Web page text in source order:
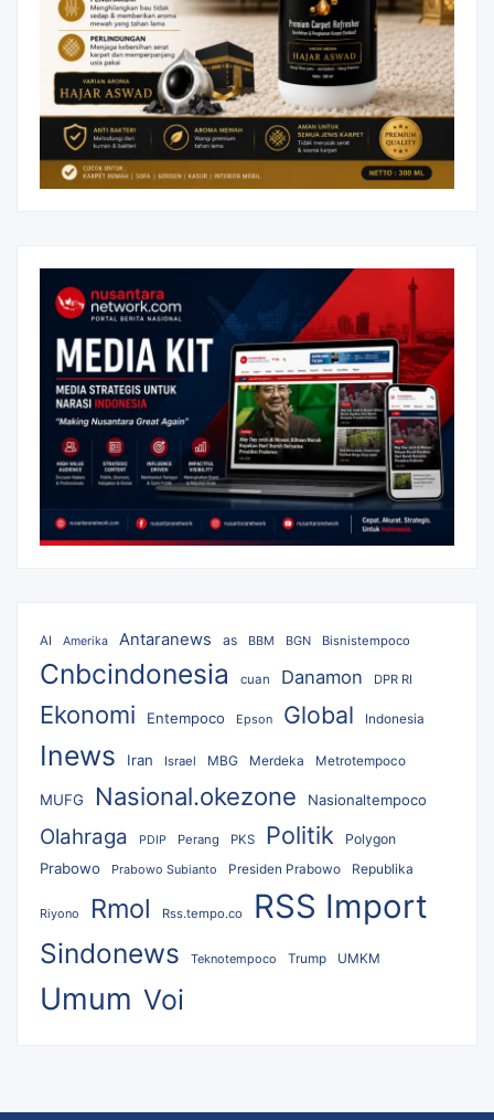
AI Amerika Antaranews as BBM BGN Bisnistempoco
Cnbcindonesia cuan Danamon DPR RI
Ekonomi Entempoco Epson Global Indonesia
Inews Iran Israel MBG Merdeka Metrotempoco
MUFG Nasional.okezone Nasionaltempoco
Olahraga PDIP Perang PKS Politik Polygon
Prabowo Prabowo Subianto Presiden Prabowo Republika
Riyono Rmol Rss.tempo.co RSS Import
Sindonews Teknotempoco Trump UMKM
Umum Voi